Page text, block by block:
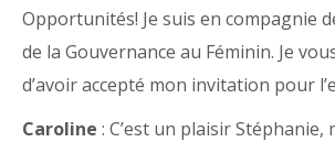
Opportunités! Je suis en compagnie
de la Gouvernance au Féminin. Je
d’avoir accepté mon invitation pour
Caroline : C’est un plaisir Stéphanie,